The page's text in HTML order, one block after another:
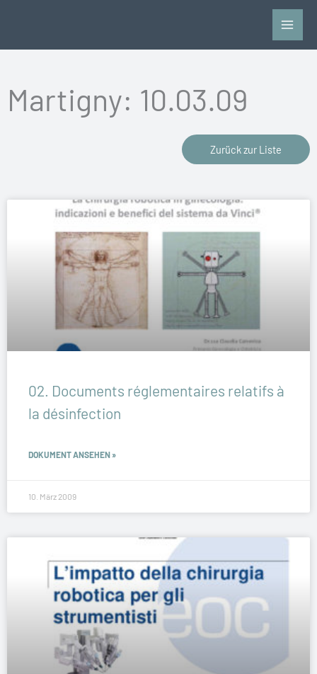
Martigny: 10.03.09
Zurück zur Liste
02. Documents réglementaires relatifs à
la désinfection
DOKUMENT ANSEHEN »
10. März 2009